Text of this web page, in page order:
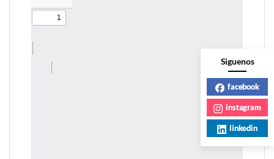
Siguenos
facebook
instagram
linkedin